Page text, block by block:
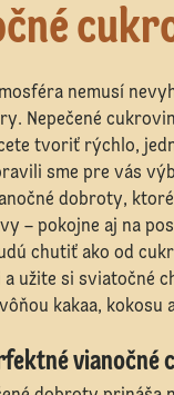
nemusí
Nepečené
tvoriť rýchlo,
sme pre vás
dobroty,
– pokojne aj na
chutiť ako od
a užite si sviatočné
kakaa, kokosu
vianočné